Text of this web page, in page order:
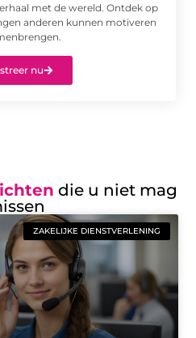
met de wereld. Ontdek op
anderen kunnen motiveren
nu
die u niet mag
ZAKELIJKE DIENSTVERLENING